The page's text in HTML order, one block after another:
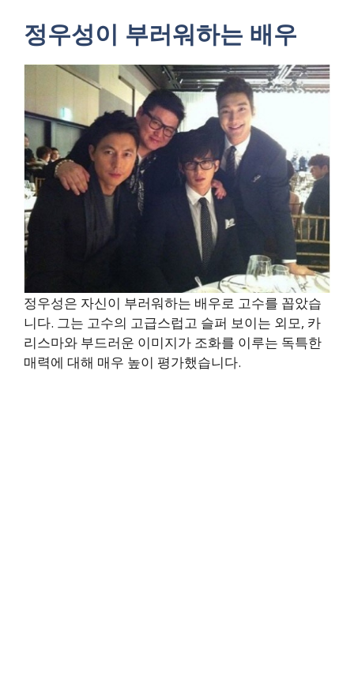
정우성이 부러워하는 배우
정우성은 자신이 부러워하는 배우로 고수를 꼽았습
니다. 그는 고수의 고급스럽고 슬퍼 보이는 외모, 카
리스마와 부드러운 이미지가 조화를 이루는 독특한
매력에 대해 매우 높이 평가했습니다.